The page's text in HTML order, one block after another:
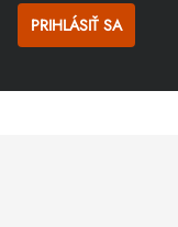
PRIHLÁSIŤ SA